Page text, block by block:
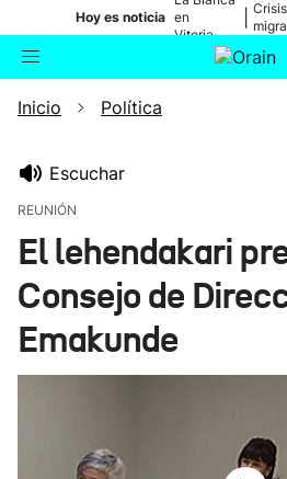
Hoy es noticia en
Vitoria-
Gasteiz
Crisis
Buscador
Inicio Política
Escuchar
REUNIÓN
El lehendakari
Consejo de
Emakunde